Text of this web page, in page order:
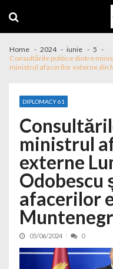
Home 2024 iunie
5
Consultările politice dintre
ministrul afacerilor externe din
DIPLOMACY 61
ministrul
externe
Odobescu
afacerilor
05/06/2024 0